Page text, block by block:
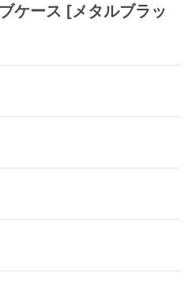
ケース [メタルブラッ